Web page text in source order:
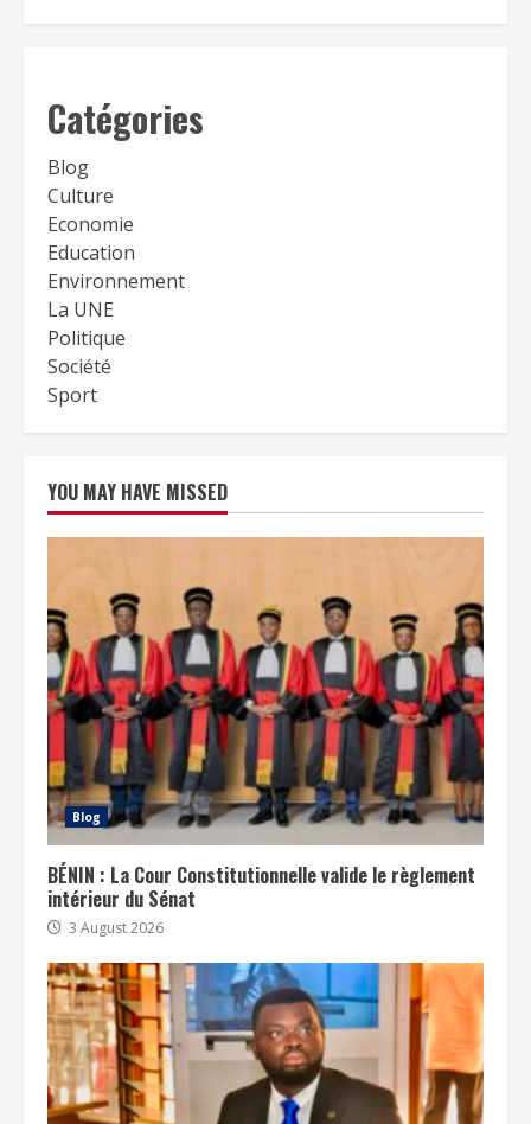
Catégories
Blog
Culture
Economie
Education
Environnement
La UNE
Politique
Société
Sport
YOU MAY HAVE MISSED
Blog
BÉNIN : La Cour Constitutionnelle valide le règlement
intérieur du Sénat
3 August 2026